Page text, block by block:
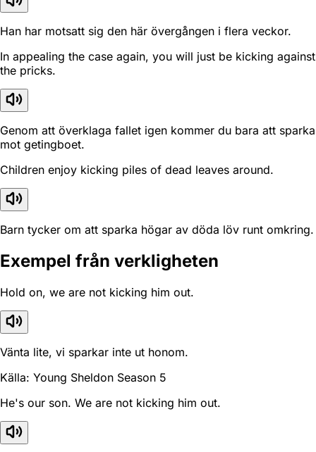
Han har motsatt sig den här övergången i flera veckor.
In appealing the case again, you will just be kicking against
the pricks.
Genom att överklaga fallet igen kommer du bara att sparka
mot getingboet.
Children enjoy kicking piles of dead leaves around.
Barn tycker om att sparka högar av döda löv runt omkring.
Exempel från verkligheten
Hold on, we are not kicking him out.
Vänta lite, vi sparkar inte ut honom.
Källa: Young Sheldon Season 5
He's our son. We are not kicking him out.